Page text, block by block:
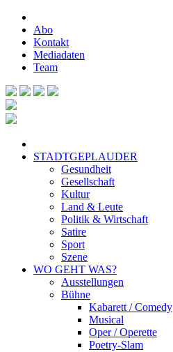
Abo
Kontakt
Mediadaten
Team
STADTGEPLAUDER
Gesundheit
Gesellschaft
Kultur
Land & Leute
Politik & Wirtschaft
Satire
Sport
Szene
WO GEHT WAS?
Ausstellungen
Bühne
Kabarett / Comedy
Musical
Oper / Operette
Poetry-Slam